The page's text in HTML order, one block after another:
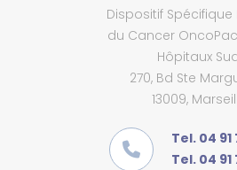
Dispositif Spécifique
du Cancer
Hôpitaux
270, Bd Ste
13009,
Tel. 04 91
Tel. 04 91